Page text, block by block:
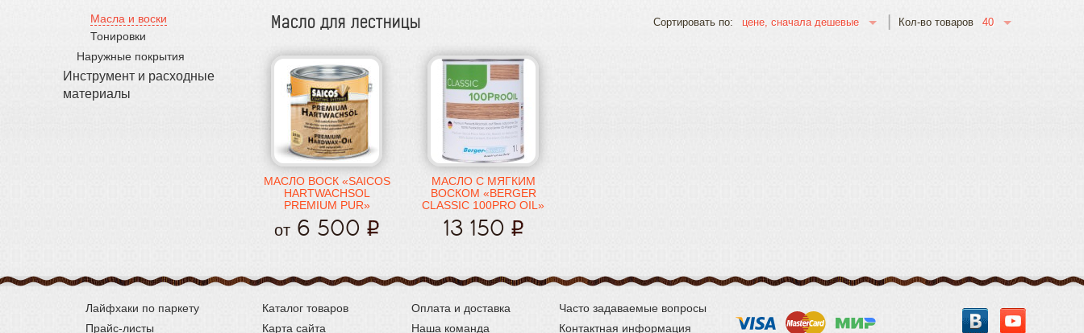
Масла и воски
Тонировки
Наружные покрытия
Инструмент и расходные
материалы
Масло для лестницы Сортировать по: цене, сначала дешевые Кол-во товаров 40
МАСЛО ВОСК «SAICOS
HARTWACHSOL
PREMIUM PUR»
от 6 500
МАСЛО С МЯГКИМ
ВОСКОМ «BERGER
CLASSIC 100PRO OIL»
13 150
Лайфхаки по паркету Каталог товаров Оплата и доставка
Часто задаваемые вопросы
Прайс-листы
Карта сайта Наша команда Контактная информация
Вконтакте